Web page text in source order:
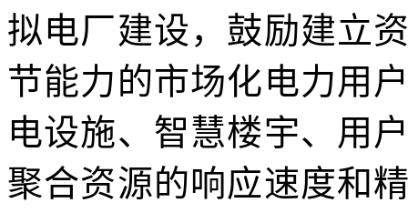
拟电厂建设，鼓励建立
节能力的市场化电力用
电设施、智慧楼宇、用
聚合资源的响应速度和